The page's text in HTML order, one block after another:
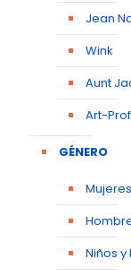
Jean
Wink
Aunt
Art-Prof
GÉNERO
Mujeres
Niños y